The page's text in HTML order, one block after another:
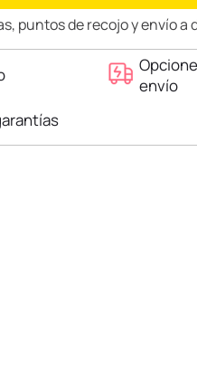
puntos de recojo y envío a
envío